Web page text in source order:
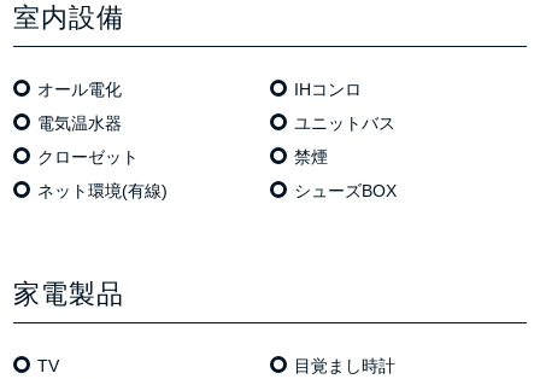
室内設備
オール電化
IHコンロ
電気温⽔器
ユニットバス
クローゼット
禁煙
ネット環境(有線)
シューズBOX
家電製品
TV
目覚まし時計